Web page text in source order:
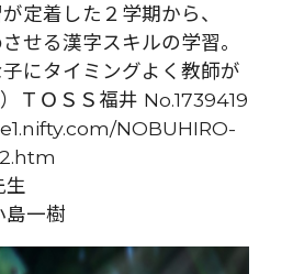
定着した２学期から、
せる漢字スキルの学習。
にタイミングよく教師が
ＴＯＳＳ福井 No.1739419
NOBUHIRO-
生
島一樹